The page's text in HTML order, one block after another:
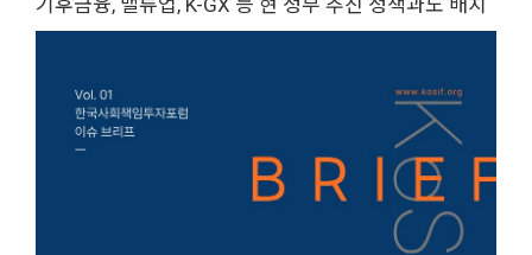
기후금융, 밸류업, K-GX 등 현 정부 추진 정책과도 배치